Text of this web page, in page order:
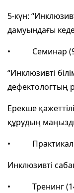
5-күн:
дамуындағы
• Семинар
“Инклюзивті
дефектологтың
Ерекше
құрудың
•
Инклюзивті
• Тренинг